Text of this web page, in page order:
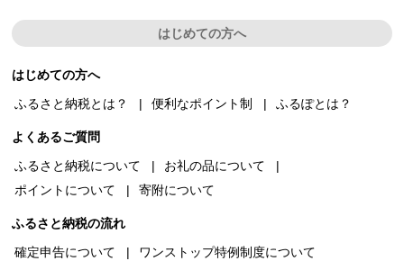
はじめての方へ
はじめての方へ
ふるさと納税とは？
便利なポイント制 ふるぽとは？
よくあるご質問
ふるさと納税について
お礼の品について
ポイントについて
寄附について
ふるさと納税の流れ
確定申告について
ワンストップ特例制度について